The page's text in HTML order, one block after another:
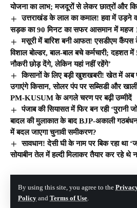
By using this site, you agree to the
Policy and Terms of Use.
योजना का लाभ; मजदूरों से लेकर छात्रों और
उत्तराखंड के लाल का कमाल! हवा में उड़ने
सड़क का 90 मिनट का सफर आसमान में महज
मसूरी में बारिश बनी आफत! एसडीएम कैंपस
विशाल बोल्डर, बाल-बाल बचे कर्मचारी; दहशत में
नौकरी छोड़ देंगे, लेकिन यहां नहीं रहेंगे’
किसानों के लिए बड़ी खुशखबरी! खेत में अब
उगाएंगे किसान, सोलर पंप पर सब्सिडी और
PM-KUSUM के अगले चरण पर बढ़ी उम्मीदें
पंजाब की सियासत में फिर बन रही ‘पुरानी
बादल की मुलाकात के बाद BJP-अकाली
में बदल जाएगा चुनावी समीकरण?
सावधान! देसी घी के नाम पर बिक रहा था
सोयाबीन तेल में हल्दी मिलाकर तैयार कर रहे
© The Hill India. All Rights Reserved |